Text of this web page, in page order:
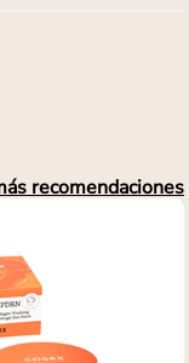
recomendaciones